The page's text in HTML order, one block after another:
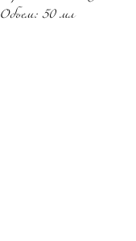
Объем: 50 мл